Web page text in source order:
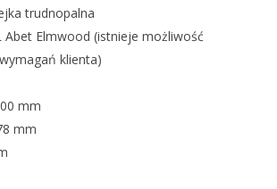
trudnopalna
Abet Elmwood (istnieje możliwość
klienta)
mm
mm